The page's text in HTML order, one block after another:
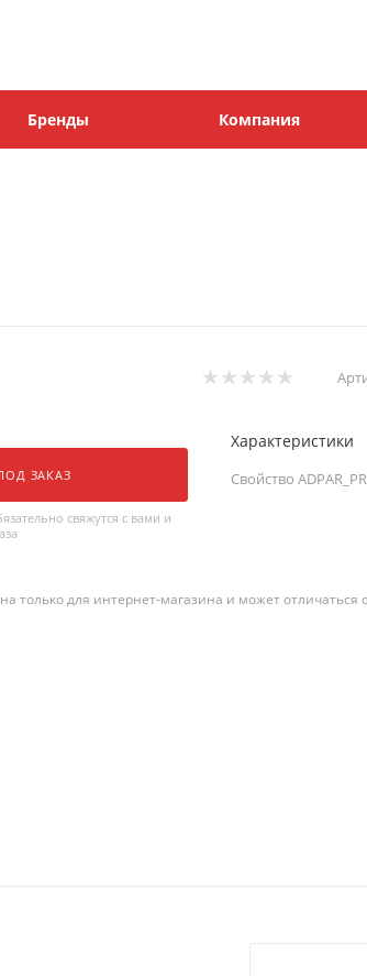
Бренды Компания
ЗАКАЗ
свяжутся с вами и
Характеристики
Свойство
только для интернет-магазина и может отличаться